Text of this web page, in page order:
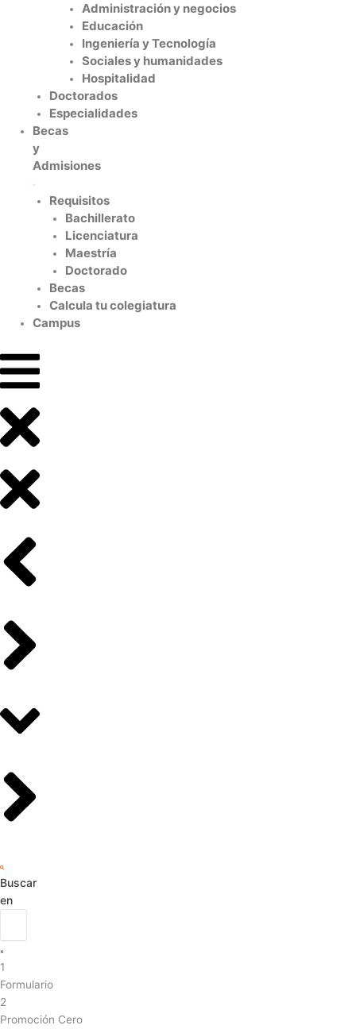
Administración y negocios
Educación
Ingeniería y Tecnología
Sociales y humanidades
Hospitalidad
Doctorados
Especialidades
Becas
y
Admisiones
Requisitos
Bachillerato
Licenciatura
Maestría
Doctorado
Becas
Calcula tu colegiatura
Campus
Buscar
en
1
Formulario
2
Promoción Cero